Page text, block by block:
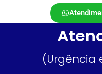
(Urgência